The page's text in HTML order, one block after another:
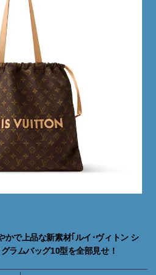
かで上品な新素材｢ルイ･ヴィトン シ
ラムバッグ10型を全部見せ！